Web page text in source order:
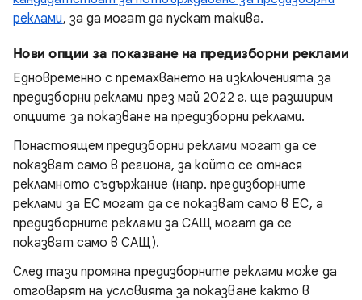
реклами, за да могат да пускат такива.
Нови опции за показване на предизборни реклами
Едновременно с премахването на изключенията за
предизборни реклами през май 2022 г. ще разширим
опциите за показване на предизборни реклами.
Понастоящем предизборни реклами могат да се
показват само в региона, за който се отнася
рекламното съдържание (напр. предизборните
реклами за ЕС могат да се показват само в ЕС, а
предизборните реклами за САЩ могат да се
показват само в САЩ).
След тази промяна предизборните реклами може да
отговарят на условията за показване както в